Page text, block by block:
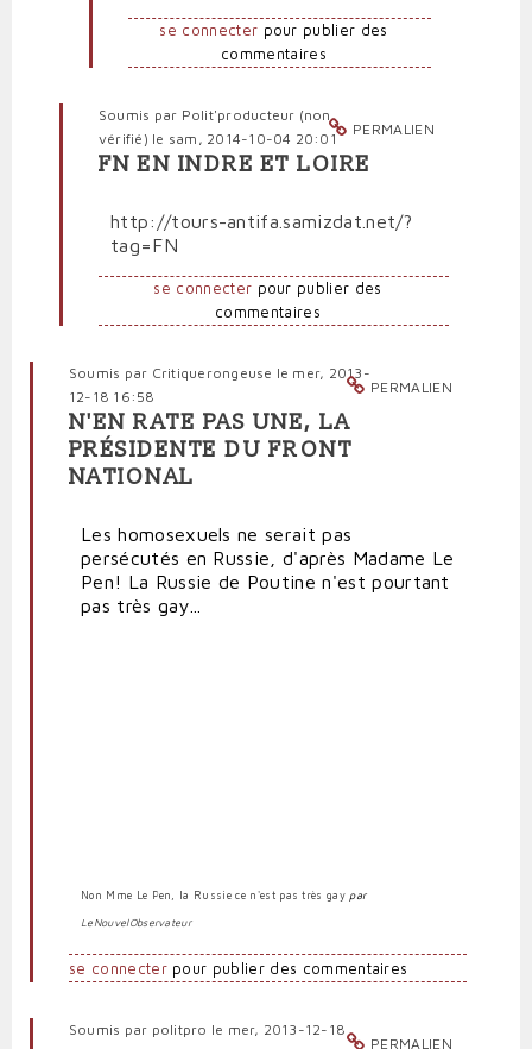
se connecter pour publier des
commentaires
PERMALIEN
Soumis par Polit'producteur (non
vérifié) le sam, 2014-10-04 20:01
En
Qu'on
se
Marine
Le
Pen
est
économiquement
nulle
par
Anti-
marionnettiste
FN EN INDRE ET LOIRE
http://tours-antifa.samizdat.net/?
tag=FN
se connecter pour publier des
commentaires
PERMALIEN
Soumis par Critiquerongeuse le mer, 2013-
12-18 16:58
N'EN RATE PAS UNE, LA
PRÉSIDENTE DU FRONT
NATIONAL
Les homosexuels ne serait pas
persécutés en Russie, d'après Madame Le
Pen! La Russie de Poutine n'est pourtant
pas très gay...
Non Mme Le Pen, la Russie ce n'est pas très gay par
LeNouvelObservateur
se connecterpour publier des commentaires
PERMALIEN
Soumis par politpro le mer, 2013-12-18